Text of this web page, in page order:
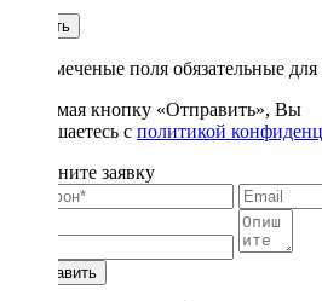
Купить
* - отмеченые поля обязательные
Нажимая кнопку «Отправить», Вы
соглашаетесь с политикой
Заполните заявку
Отправить